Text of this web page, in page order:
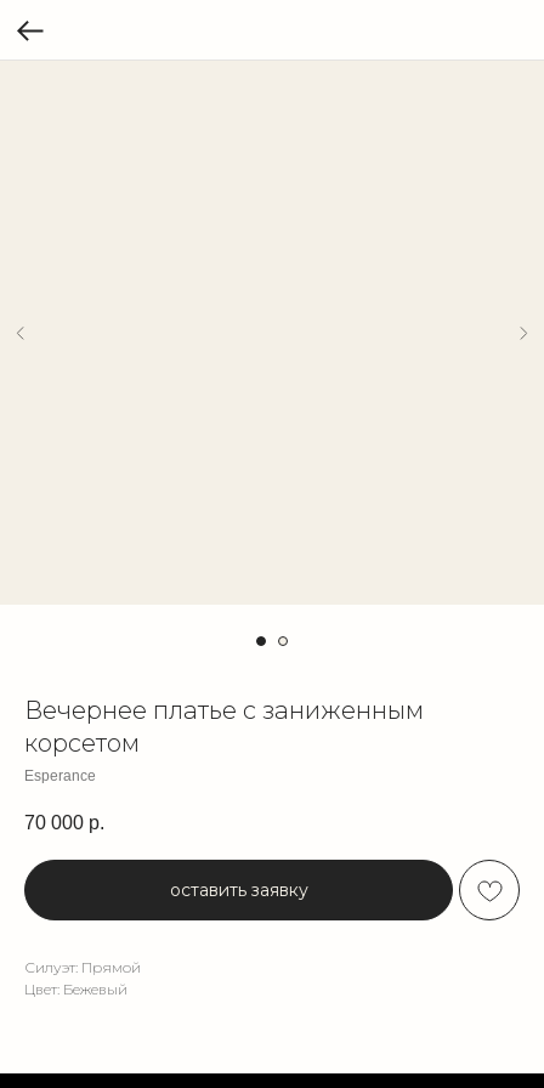
Вечернее платье с заниженным
корсетом
Esperance
70 000 р.
оставить заявку
Силуэт: Прямой
Цвет: Бежевый